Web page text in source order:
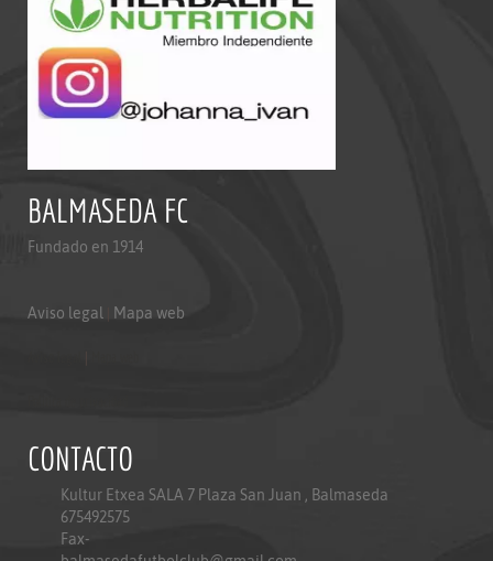
BALMASEDA FC
Fundado en 1914
Aviso legal Mapa web
CONTACTO
Kultur Etxea SALA 7 Plaza San Juan , Balmaseda
675492575
Fax-